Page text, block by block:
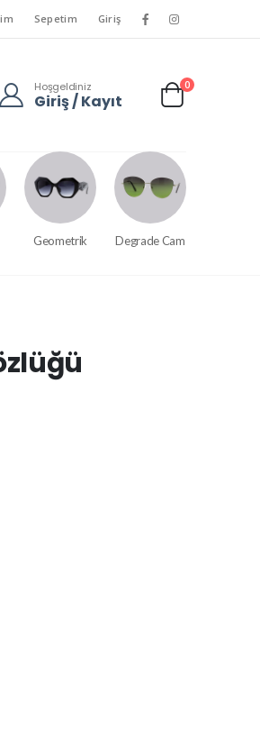
Sepetim Giriş
Hoşgeldiniz
Giriş / Kayıt
0
Geometrik Degrade Cam